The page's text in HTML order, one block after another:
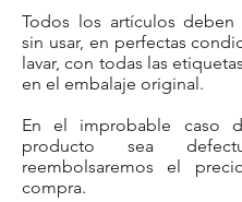
Todos los artículos deben
sin usar, en perfectas
lavar, con todas las
en el embalaje original.
En el improbable caso
producto sea
reembolsaremos el
compra.